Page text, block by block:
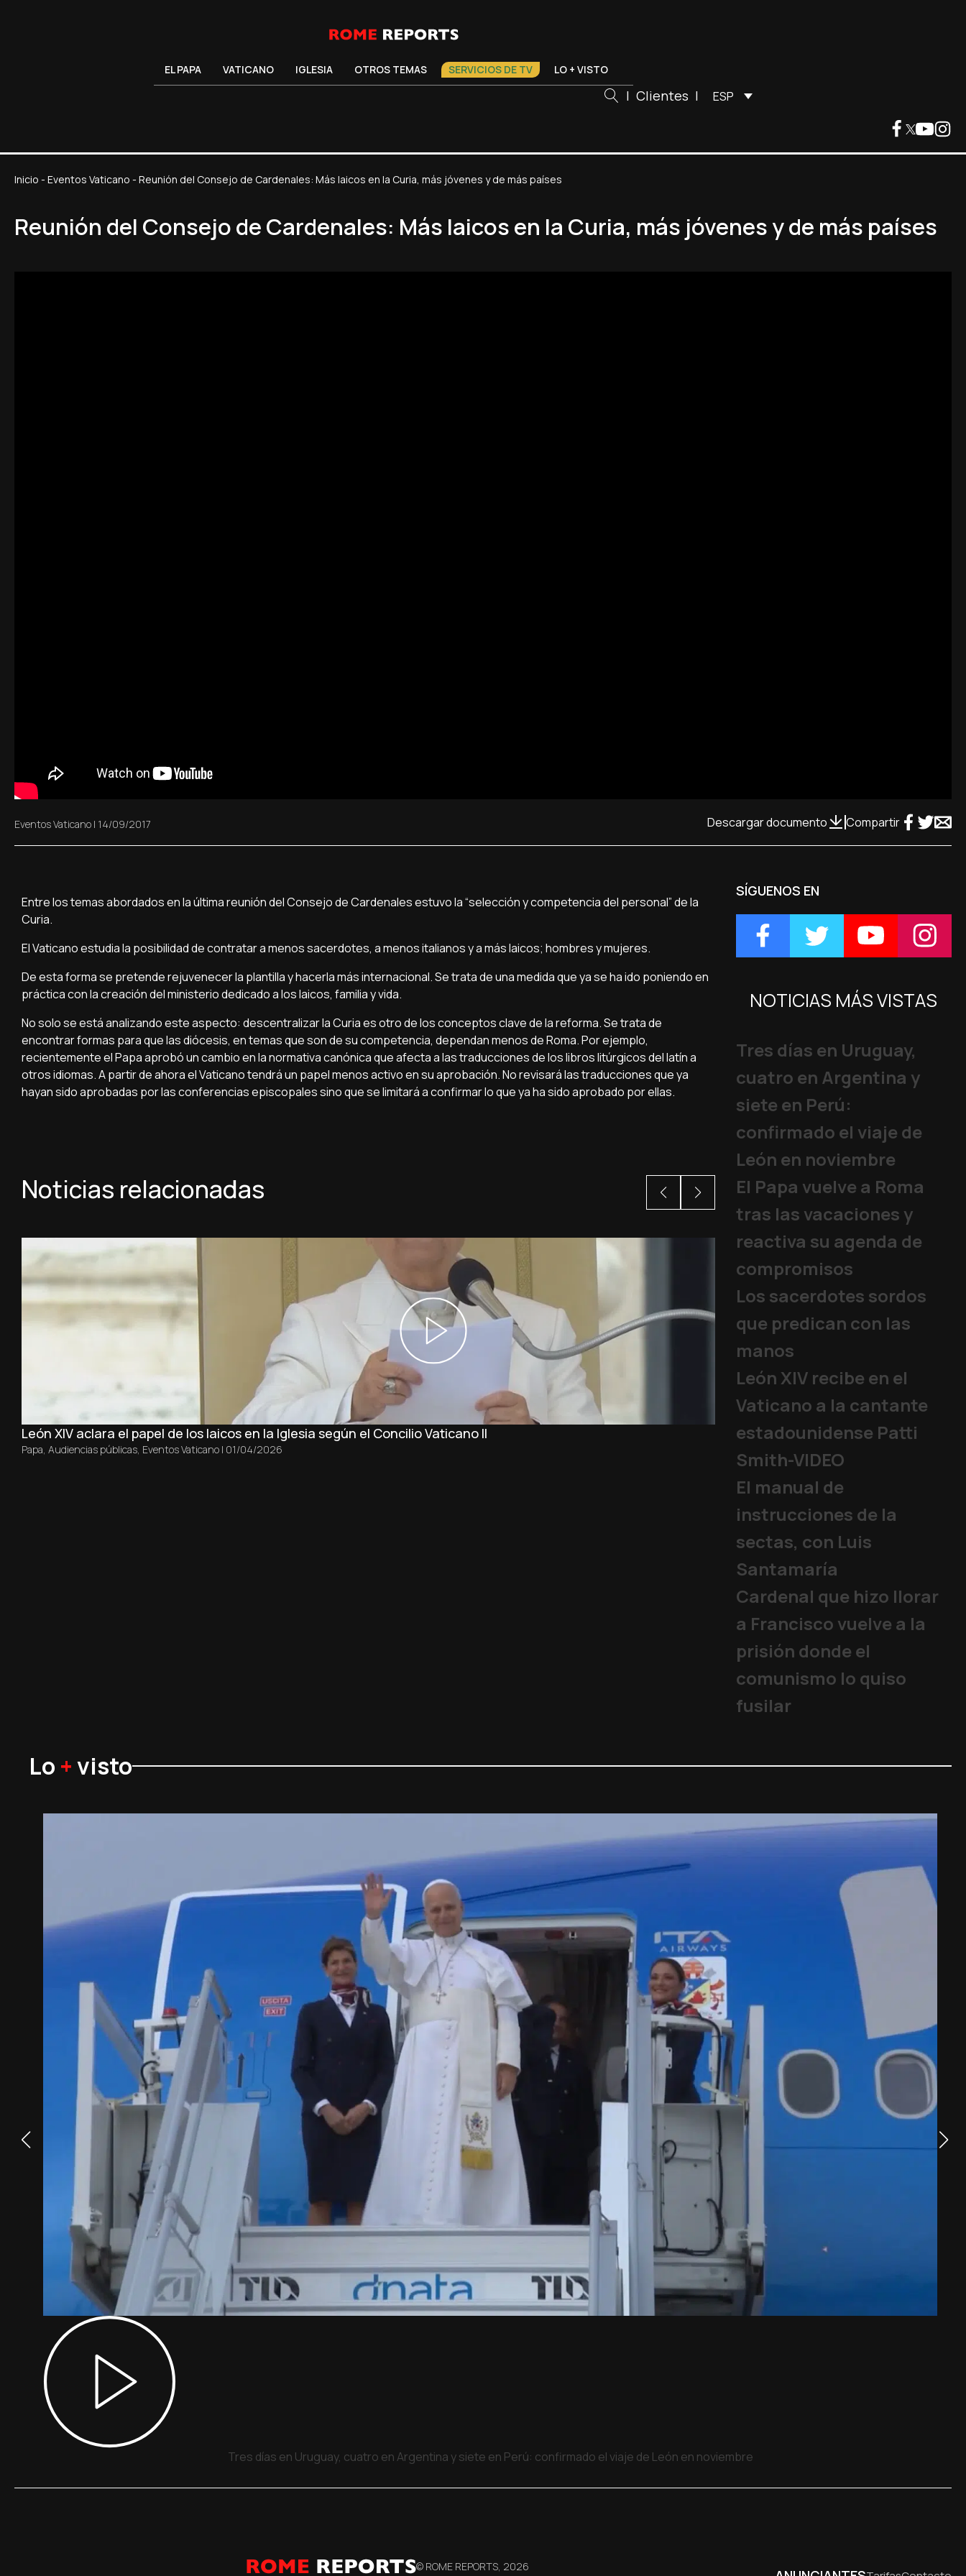
EL PAPA VATICANO IGLESIA OTROS TEMAS SERVICIOS DE TV LO + VISTO
| Clientes | ESP
Inicio - Eventos Vaticano - Reunión del Consejo de Cardenales: Más laicos en la Curia, más jóvenes y de más países
Reunión del Consejo de Cardenales: Más laicos en la Curia, más jóvenes y de más países
Eventos Vaticano | 14/09/2017 Descargar documento Compartir
Entre los temas abordados en la última reunión del Consejo de Cardenales estuvo la “selección y competencia del personal” de la
Curia.
El Vaticano estudia la posibilidad de contratar a menos sacerdotes, a menos italianos y a más laicos; hombres y mujeres.
De esta forma se pretende rejuvenecer la plantilla y hacerla más internacional. Se trata de una medida que ya se ha ido poniendo en
práctica con la creación del ministerio dedicado a los laicos, familia y vida.
No solo se está analizando este aspecto: descentralizar la Curia es otro de los conceptos clave de la reforma. Se trata de
encontrar formas para que las diócesis, en temas que son de su competencia, dependan menos de Roma. Por ejemplo,
recientemente el Papa aprobó un cambio en la normativa canónica que afecta a las traducciones de los libros litúrgicos del latín a
otros idiomas. A partir de ahora el Vaticano tendrá un papel menos activo en su aprobación. No revisará las traducciones que ya
hayan sido aprobadas por las conferencias episcopales sino que se limitará a confirmar lo que ya ha sido aprobado por ellas.
Noticias relacionadas
León XIV aclara el papel de los laicos en la Iglesia según el Concilio Vaticano II
Papa Audiencias públicas Eventos Vaticano | 01/04/2026
El fin de año y el
SÍGUENOS EN
NOTICIAS MÁS VISTAS
Tres días en Uruguay,
cuatro en Argentina y
siete en Perú:
confirmado el viaje de
León en noviembre
El Papa vuelve a Roma
tras las vacaciones y
reactiva su agenda de
compromisos
Los sacerdotes sordos
que predican con las
manos
León XIV recibe en el
Vaticano a la cantante
estadounidense Patti
Smith-VIDEO
El manual de
instrucciones de la
sectas, con Luis
Santamaría
Cardenal que hizo llorar
a Francisco vuelve a la
prisión donde el
comunismo lo quiso
fusilar
Lo +visto
Tres días en Uruguay, cuatro en Argentina y siete en Perú: confirmado el viaje de León en noviembre
© ROME REPORTS, 2026